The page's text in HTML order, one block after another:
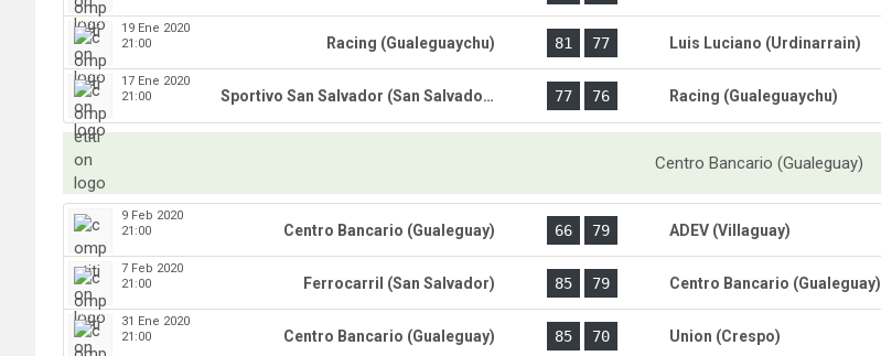
19 Ene 2020
21:00
Racing (Gualeguaychu) 81 77 Luis Luciano (Urdinarrain)
17 Ene 2020
21:00
Sportivo San Salvador (San Salvador) 77 76 Racing (Gualeguaychu)
Centro Bancario (Gualeguay)
9 Feb 2020
21:00
Centro Bancario (Gualeguay) 66 79 ADEV (Villaguay)
7 Feb 2020
21:00
Ferrocarril (San Salvador) 85 79 Centro Bancario (Gualeguay)
31 Ene 2020
21:00
Centro Bancario (Gualeguay) 85 70 Union (Crespo)